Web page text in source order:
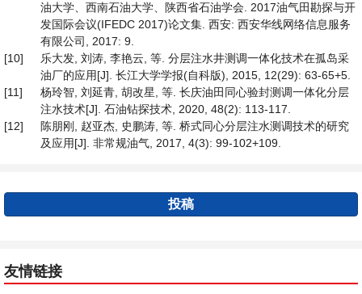
油大学、西南石油大学、陕西省石油学会. 2017油气田勘探与开
发国际会议(IFEDC 2017)论文集. 西安: 西安华线网络信息服务
有限公司, 2017: 9.
[10]
乐大发, 刘涛, 李艳云, 等. 分层注水井测调一体化技术在孤岛采
油厂的应用[J]. 长江大学学报(自科版), 2015, 12(29): 63-65+5.
[11]
杨玲智, 刘延青, 胡改星, 等. 长庆油田同心验封测调一体化分层
注水技术[J]. 石油钻探技术, 2020, 48(2): 113-117.
[12]
陈朋刚, 赵亚杰, 史鹏涛, 等. 桥式同心分层注水测调技术的研究
及应用[J]. 非常规油气, 2017, 4(3): 99-102+109.
投稿
友情链接